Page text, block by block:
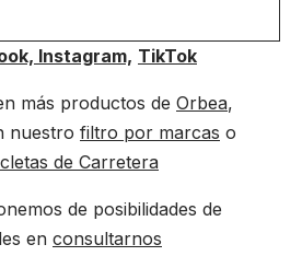
Instagram, TikTok
más productos de Orbea,
nuestro filtro por marcas o
de Carretera
de posibilidades de
en consultarnos